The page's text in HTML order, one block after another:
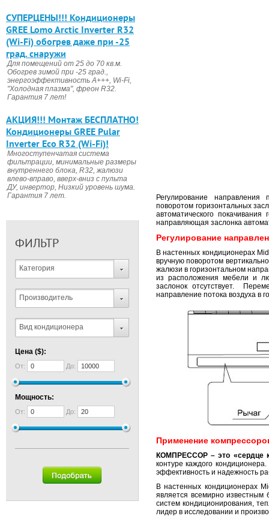
CУПЕРЦЕНЫ!!! Кондиционеры
GREE Lomo Arctic Inverter R32
(Wi-Fi) обогрев даже при -25
град. снаружи
Для помещений от 25 до 70 кв.м.
Обогрев зимой при -25 град.,
энергоэффективность А+++, Wi-Fi,
"Холодная плазма", фреон R32.
Гарантия 7 лет!
АКЦИЯ!!! Монтаж БЕСПЛАТНО!
Кондиционеры GREE Pular
Inverter Eco R32 (Wi-Fi)!
Многоступенчатая система
фильтрации, минимальные размеры
внутреннего блока, R32, жалюзи
влево-вправо, вверх-вниз с пульта
ДУ, инвертор, Низкий уровень шума.
Гарантия 7 лет.
ФИЛЬТР
Категория
Производитель
Вид кондиционера
Цена ($):
От: До:
Мощность:
От: До:
Регулирование
поворотом горизонтальных
автоматического
направляющая заслонка
Регулирование
В настенных кондиционерах
вручную поворотом
жалюзи в горизонтальном
из расположения мебели и
заслонок отсутствует.
направление потока воздуха в
Применение
КОМПРЕССОР – это «сердце
контуре каждого
эффективность и надежность
В настенных кондиционерах
является всемирно
систем кондиционирования,
лидер в исследовании и